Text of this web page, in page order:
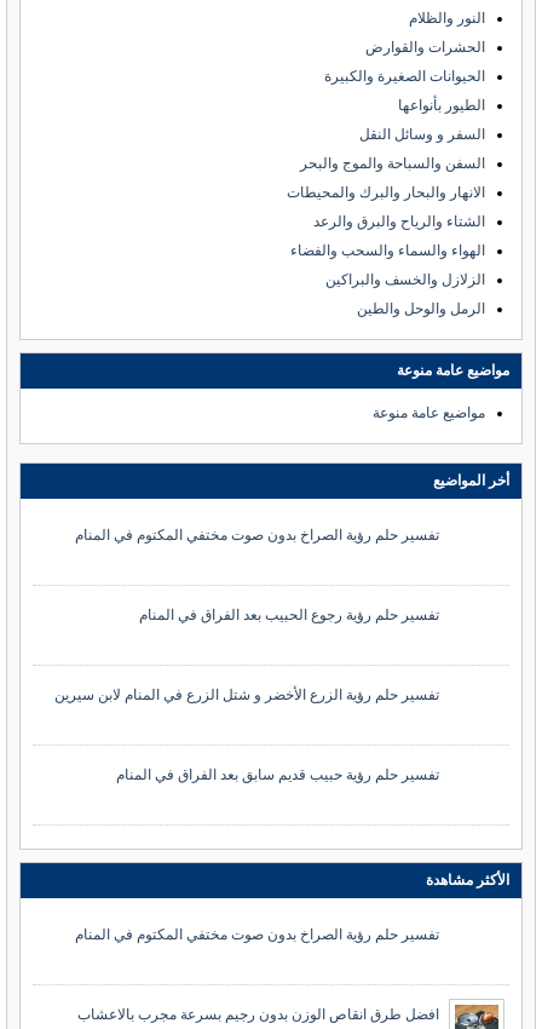
النور والظلام
الحشرات والقوارض
الحيوانات الصغيرة والكبيرة
الطيور بأنواعها
السفر و وسائل النقل
السفن والسباحة والموج والبحر
الانهار والبحار والبرك والمحيطات
الشتاء والرياح والبرق والرعد
الهواء والسماء والسحب والفضاء
الزلازل والخسف والبراكين
الرمل والوحل والطين
مواضيع عامة منوعة
مواضيع عامة منوعة
أخر المواضيع
تفسير حلم رؤية الصراخ بدون صوت مختفي المكتوم في المنام
تفسير حلم رؤية رجوع الحبيب بعد الفراق في المنام
تفسير حلم رؤية الزرع الأخضر و شتل الزرع في المنام لابن سيرين
تفسير حلم رؤية حبيب قديم سابق بعد الفراق في المنام
الأكثر مشاهدة
تفسير حلم رؤية الصراخ بدون صوت مختفي المكتوم في المنام
افضل طرق انقاص الوزن بدون رجيم بسرعة مجرب بالاعشاب